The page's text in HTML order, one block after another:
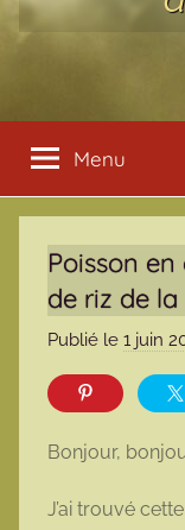
Menu
Poisson
de riz de
Publié le 1 juin
Bonjour,
J’ai trouvé